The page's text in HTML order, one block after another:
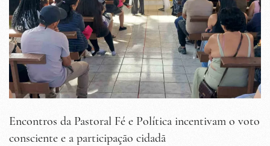
Encontros da Pastoral Fé e Política incentivam o voto
consciente e a participação cidadã